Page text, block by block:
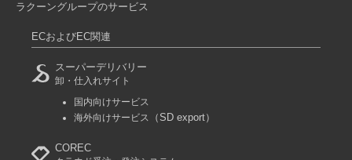
ラクーングループのサービス
ECおよびEC関連
スーパーデリバリー
卸・仕入れサイト
国内向けサービス
海外向けサービス
（SD export）
COREC